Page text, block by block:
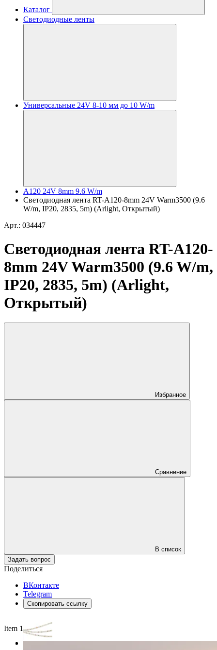
Каталог
Светодиодные ленты
Универсальные 24V 8-10 мм до 10 W/m
A120 24V 8mm 9.6 W/m
Светодиодная лента RT-A120-8mm 24V Warm3500 (9.6
W/m, IP20, 2835, 5m) (Arlight, Открытый)
Арт.: 034447
Светодиодная лента RT-A120-
8mm 24V Warm3500 (9.6 W/m,
IP20, 2835, 5m) (Arlight,
Открытый)
Избранное
Сравнение
В список
Задать вопрос
Поделиться
ВКонтакте
Telegram
Скопировать ссылку
Item 1 of 3